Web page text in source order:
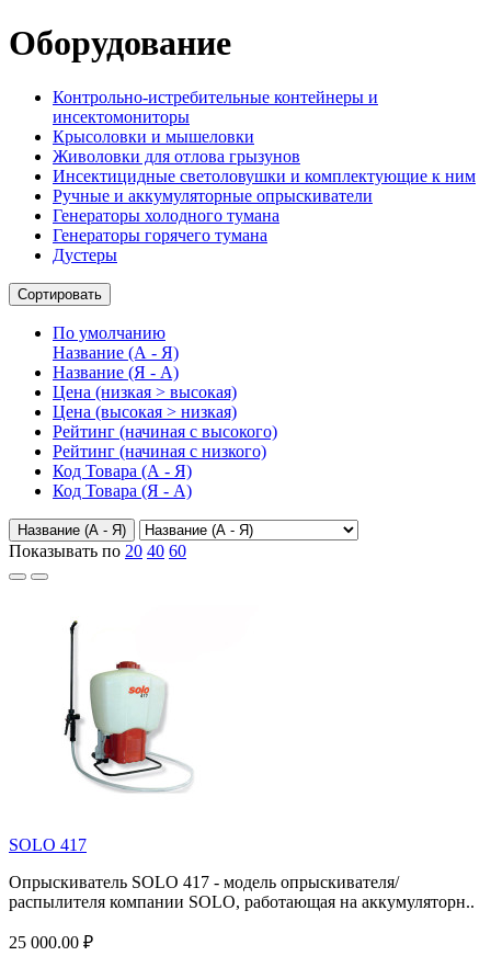
Оборудование
Контрольно-истребительные контейнеры и
инсектомониторы
Крысоловки и мышеловки
Живоловки для отлова грызунов
Инсектицидные светоловушки и комплектующие к ним
Ручные и аккумуляторные опрыскиватели
Генераторы холодного тумана
Генераторы горячего тумана
Дустеры
Сортировать
По умолчанию
Название (А - Я)
Название (Я - А)
Цена (низкая > высокая)
Цена (высокая > низкая)
Рейтинг (начиная с высокого)
Рейтинг (начиная с низкого)
Код Товара (А - Я)
Код Товара (Я - А)
Название (А - Я)
Показывать по 20 40 60
SOLO 417
Опрыскиватель SOLO 417 - модель опрыскивателя/
распылителя компании SOLO, работающая на аккумуляторн..
25 000.00 ₽